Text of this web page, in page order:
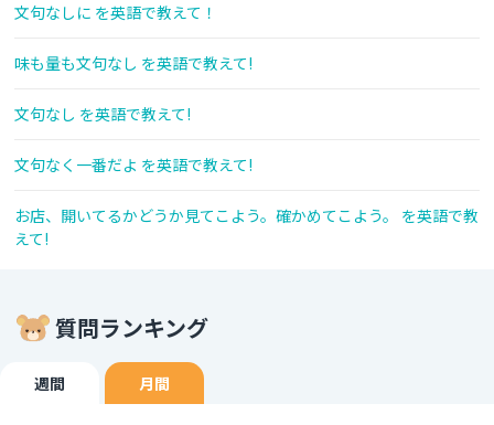
文句なしに を英語で教えて！
味も量も文句なし を英語で教えて!
文句なし を英語で教えて!
文句なく一番だよ を英語で教えて!
お店、開いてるかどうか見てこよう。確かめてこよう。 を英語で教
えて!
質問ランキング
週間 月間